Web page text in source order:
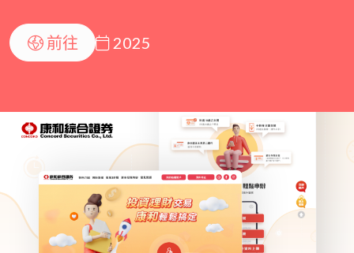
前往 2025